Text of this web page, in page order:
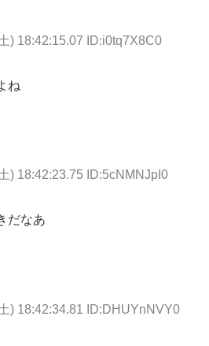
) 18:42:15.07 ID:i0tq7X8C0
ね
) 18:42:23.75 ID:5cNMNJpI0
だなあ
) 18:42:34.81 ID:DHUYnNVY0